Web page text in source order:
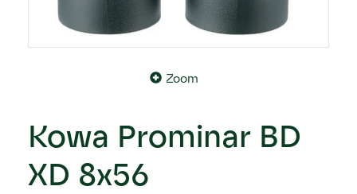
Zoom
Kowa Prominar BD
XD 8x56